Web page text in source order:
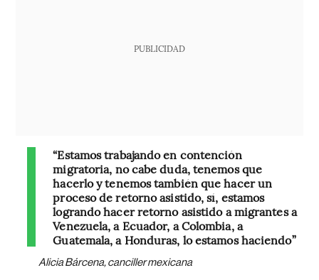
PUBLICIDAD
“Estamos trabajando en contención
migratoria, no cabe duda, tenemos que
hacerlo y tenemos también que hacer un
proceso de retorno asistido, sí, estamos
logrando hacer retorno asistido a migrantes a
Venezuela, a Ecuador, a Colombia, a
Guatemala, a Honduras, lo estamos haciendo”
Alicia Bárcena, canciller mexicana